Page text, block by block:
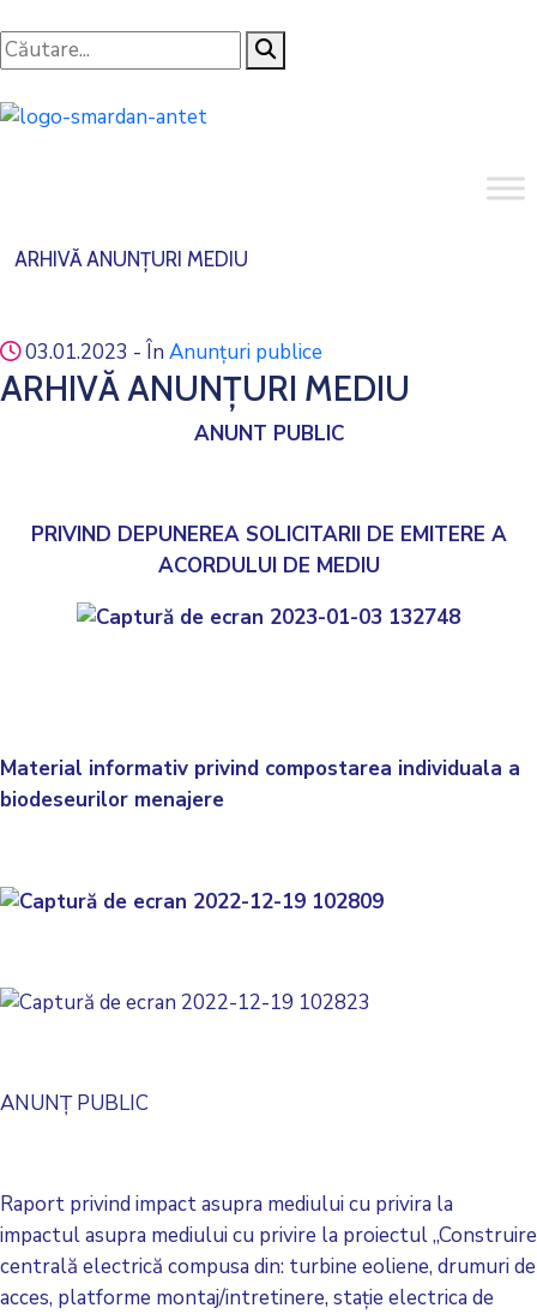
ARHIVĂ ANUNȚURI MEDIU
03.01.2023 - În Anunțuri publice
ARHIVĂ ANUNȚURI MEDIU
ANUNT PUBLIC
PRIVIND DEPUNEREA SOLICITARII DE EMITERE A
ACORDULUI DE MEDIU
Material informativ privind compostarea individuala a
biodeseurilor menajere
ANUNȚ PUBLIC
Raport privind impact asupra mediului cu privira la
impactul asupra mediului cu privire la proiectul ,,Construire
centrală electrică compusa din: turbine eoliene, drumuri de
acces, platforme montaj/intretinere, staţie electrica de